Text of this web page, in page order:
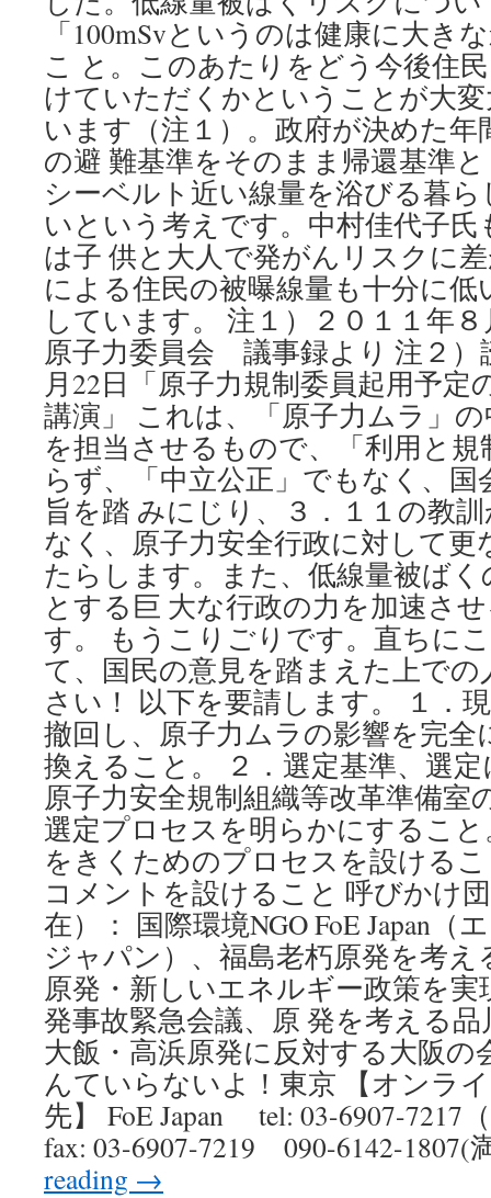
「100mSvというのは健康に大き
こ と。このあたりをどう今後住
けていただくかということが大
います（注１）。政府が決めた
の避 難基準をそのまま帰還基準
シーベルト近い線量を浴びる暮
いという考えです。中村佳代子
は子 供と大人で発がんリスクに
による住民の被曝線量も十分に低
しています。 注１）２０１１年
原子力委員会 議事録より 注２
月22日「原子力規制委員起用予定
講演」 これは、「原子力ムラ」
を担当させるもので、「利用と
らず、「中立公正」でもなく、
旨を踏 みにじり、３．１１の教
なく、原子力安全行政に対して
たらします。また、低線量被ば
とする巨 大な行政の力を加速さ
す。 もうこりごりです。直ちに
て、国民の意見を踏まえた上で
さい！ 以下を要請します。 １．
撤回し、原子力ムラの影響を完全
換えること。 ２．選定基準、選
原子力安全規制組織等改革準備室
選定プロセスを明らかにするこ
をきくためのプロセスを設ける
コメントを設けること 呼びかけ
在）： 国際環境NGO FoE Japan（
ジャパン）、福島老朽原発を考え
原発・新しいエネルギー政策を
発事故緊急会議、原 発を考える
大飯・高浜原発に反対する大阪
んていらないよ！東京 【オンラ
先】 FoE Japan tel: 03-6907-7217
fax: 03-6907-7219 090-6142-
reading →